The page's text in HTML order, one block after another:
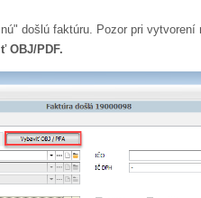
došlú faktúru. Pozor pri
OBJ/PDF.